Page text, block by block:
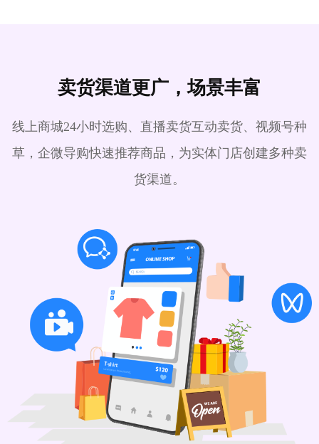
卖货渠道更广，场景丰富
线上商城24小时选购、直播卖货互动卖货、视频号种
草，企微导购快速推荐商品，为实体门店创建多种卖
货渠道。